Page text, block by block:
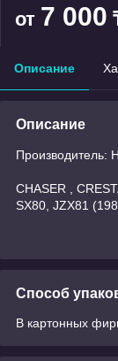
от 7 000
Описание
Описание
Производитель:
CHASER ,
SX80, JZX81
Способ
В картонных